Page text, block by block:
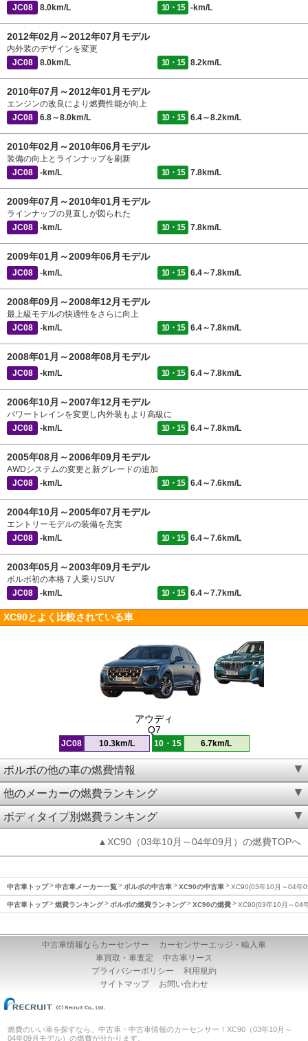
JC08
8.0km/L 10・15 -km/L
2012年02月～2012年07月モデル
内外装のデザインを変更
JC08
8.0km/L 10・15 8.2km/L
2010年07月～2012年01月モデル
エンジンの改良により燃費性能が向上
JC08
6.8～8.0km/L 10・15 6.4～8.2km/L
2010年02月～2010年06月モデル
装備の向上とラインナップを刷新
JC08
-km/L 10・15 7.8km/L
2009年07月～2010年01月モデル
ラインナップの見直しが図られた
JC08
-km/L 10・15 7.8km/L
2009年01月～2009年06月モデル
JC08 -km/L 10・15 6.4～7.8km/L
2008年09月～2008年12月モデル
最上級モデルの快適性をさらに向上
JC08
-km/L 10・15 6.4～7.8km/L
2008年01月～2008年08月モデル
JC08 -km/L 10・15 6.4～7.8km/L
2006年10月～2007年12月モデル
パワートレインを変更し内外装もより高級に
JC08
-km/L 10・15 6.4～7.8km/L
2005年08月～2006年09月モデル
AWDシステムの変更と新グレードの追加
JC08
-km/L 10・15 6.4～7.6km/L
2004年10月～2005年07月モデル
エントリーモデルの装備を充実
JC08
-km/L 10・15 6.4～7.6km/L
2003年05月～2003年09月モデル
ボルボ初の本格７人乗りSUV
JC08
-km/L 10・15 6.4～7.7km/L
XC90とよく比較されている車
アウディ
Q7
JC08 10.3km/L 10・15 6.7km/L
ボルボの他の車の燃費情報
他のメーカーの燃費ランキング
ボディタイプ別燃費ランキング
▲XC90（03年10月～04年09月）の燃費TOPへ
中古車トップ 中古車メーカー一覧 ボルボの中古車 XC90の中古車 XC90(03年10月～04年
中古車トップ 燃費ランキング ボルボの燃費ランキング XC90の燃費 XC90(03年10月～04
中古車情報ならカーセンサー
カーセンサーエッジ・輸入車
車買取・車査定
中古車リース
プライバシーポリシー
利用規約
サイトマップ
お問い合わせ
燃費のいい車を探すなら、中古車・中古車情報のカーセンサー！XC90（03年10月～
04年09月モデル）の燃費が分かります。